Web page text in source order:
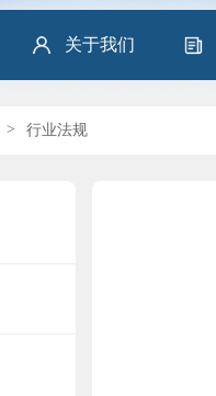
关于我们
> 行业法规